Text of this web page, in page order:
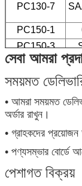
PC130-7
PC150-1
PC150-3
PC200-1
PC200-2
সেবা আমরা
সময়মত
• আমরা সময়মত
অর্ডার রাখুন।
• গ্রাহকদের প্রয়োজন
• পণ্যসম্ভার বোর্ডে
পেশাগত বিক্রয়